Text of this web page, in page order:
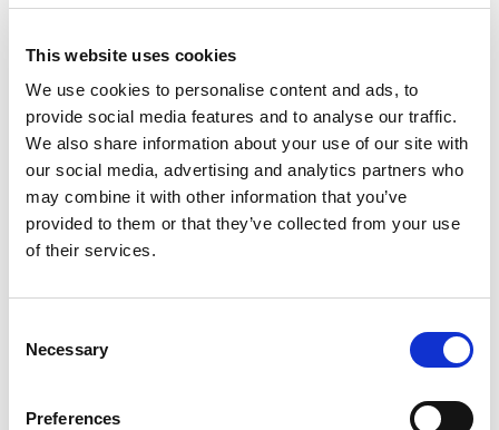
This website uses cookies
We use cookies to personalise content and ads, to
provide social media features and to analyse our traffic.
We also share information about your use of our site with
our social media, advertising and analytics partners who
may combine it with other information that you’ve
provided to them or that they’ve collected from your use
of their services.
Selection
Necessary
Preferences
Conversational software experts
L'équipe éditoriale Spoki — spécialistes
produit, customer success et partner
engineering — publie des guides neutres sur
l'API WhatsApp Business, le marketing
conversationnel, les agents IA et la conformité.
Spoki est BSP direct Meta au service de plus
de 5 000 entreprises en Europe et en LATAM.